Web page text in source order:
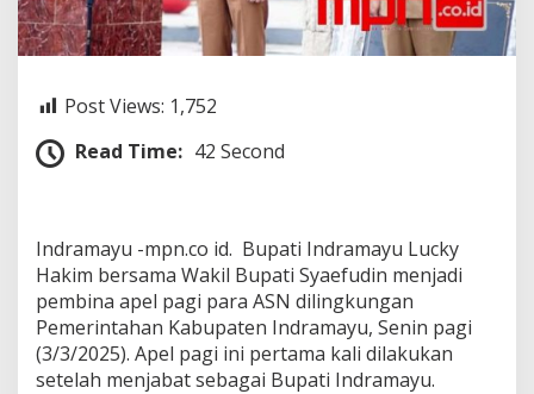
a
k
i
m
A
p
e
l
P
a
g
Post Views: 1,752
Read Time: 42 Second
Indramayu -mpn.co id. Bupati Indramayu Lucky
Hakim bersama Wakil Bupati Syaefudin menjadi
pembina apel pagi para ASN dilingkungan
Pemerintahan Kabupaten Indramayu, Senin pagi
(3/3/2025). Apel pagi ini pertama kali dilakukan
setelah menjabat sebagai Bupati Indramayu.